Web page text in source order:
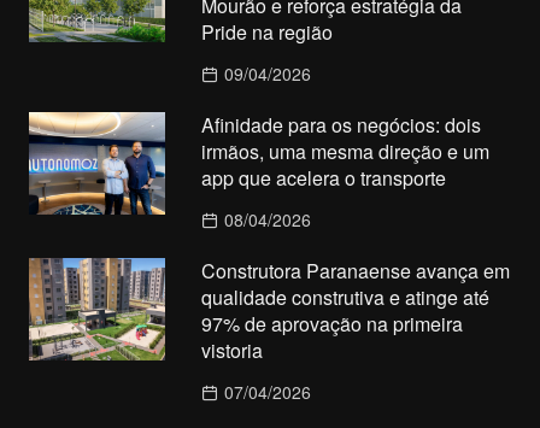
Pride na região
09/04/2026
Afinidade para os negócios: dois
irmãos, uma mesma direção e um
app que acelera o transporte
08/04/2026
Construtora Paranaense avança em
qualidade construtiva e atinge até
97% de aprovação na primeira
vistoria
07/04/2026